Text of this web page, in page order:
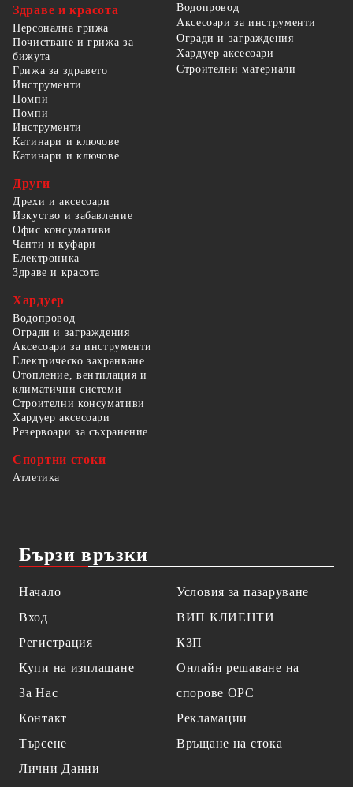
Здраве и красота
Персонална грижа
Почистване и грижа за
бижута
Грижа за здравето
Водопровод
Аксесоари за инструменти
Огради и заграждения
Хардуер аксесоари
Строителни материали
Инструменти
Помпи
Помпи
Инструменти
Катинари и ключове
Катинари и ключове
Други
Дрехи и аксесоари
Изкуство и забавление
Офис консумативи
Чанти и куфари
Електроника
Здраве и красота
Хардуер
Водопровод
Огради и заграждения
Аксесоари за инструменти
Електрическо захранване
Отопление, вентилация и
климатични системи
Строителни консумативи
Хардуер аксесоари
Резервоари за съхранение
Спортни стоки
Атлетика
Бързи връзки
Начало
Вход
Регистрация
Купи на изплащане
За Нас
Контакт
Търсене
Лични Данни
Условия за пазаруване
ВИП КЛИЕНТИ
КЗП
Онлайн решаване на
спорове OPC
Рекламации
Връщане на стока